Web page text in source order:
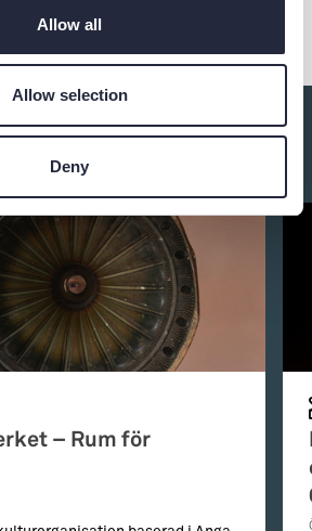
Allow all
Allow selection
Deny
är intresserad av:
– Rum för